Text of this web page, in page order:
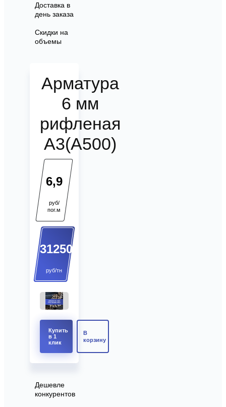
Доставка в
день заказа
Скидки на
объемы
Арматура
6 мм
рифленая
А3(А500)
6,9
руб/
пог.м
31250
руб/тн
Купить
в 1
клик
В
корзину
Дешевле
конкурентов